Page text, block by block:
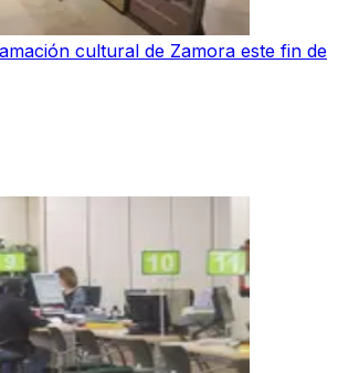
cultural de Zamora este fin de